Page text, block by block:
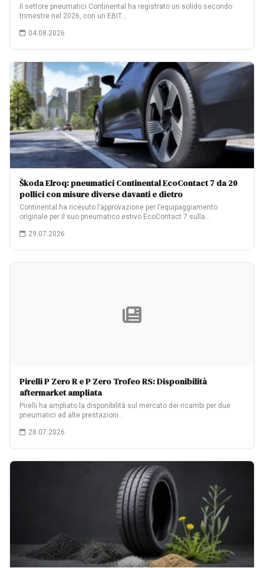
Il settore pneumatici Continental ha registrato un solido secondo
trimestre nel 2026, con un EBIT…
04.08.2026
Škoda Elroq: pneumatici Continental EcoContact 7 da 20
pollici con misure diverse davanti e dietro
Continental ha ricevuto l’approvazione per l’equipaggiamento
originale per il suo pneumatico estivo EcoContact 7 sulla…
29.07.2026
Pirelli P Zero R e P Zero Trofeo RS: Disponibilità
aftermarket ampliata
Pirelli ha ampliato la disponibilità sul mercato dei ricambi per due
pneumatici ad alte prestazioni…
28.07.2026